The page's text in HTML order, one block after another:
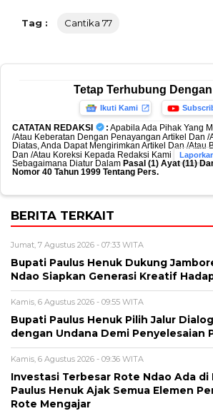
Tag : Cantika 77
Tetap Terhubung
Ikuti Kami
CATATAN REDAKSI : Apabila Ada Pihak Yang
/Atau Keberatan Dengan Penayangan Artikel Dan /
Diatas, Anda Dapat Mengirimkan Artikel Dan /Atau
Dan /Atau Koreksi Kepada Redaksi Kami
Sebagaimana Diatur Dalam Pasal (1) Ayat (11)
Nomor 40 Tahun 1999 Tentang Pers.
BERITA TERKAIT
Jumat, 7 Agustus 2026 - 07:33 WITA
Bupati Paulus Henuk Dukung
Ndao Siapkan Generasi Kreatif
Kamis, 6 Agustus 2026 - 09:55 WITA
Bupati Paulus Henuk Pilih Jalur
dengan Undana Demi Penyelesaian
Kamis, 6 Agustus 2026 - 09:36 WITA
Investasi Terbesar Rote Ndao Ada di
Paulus Henuk Ajak Semua Elemen
Rote Mengajar